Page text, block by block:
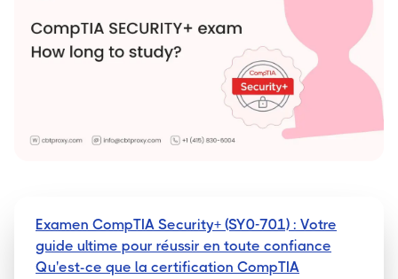
Examen CompTIA Security+ (SY0-701) : Votre
guide ultime pour réussir en toute confiance
Qu'est-ce que la certification CompTIA